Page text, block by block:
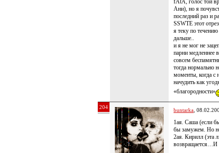
fAtA, голос той
Ани), но я
последний раз и
SSWTE этот
я теку по
дальше..
и я не мог не
парни медленнее
совсем
тогда нормально
моменты, когда с
начудить как
«благородности»
204 buntarka ,
1ая. Саша (если
бы замужем. Но
2ая. Кирилл (эта
возвращается…И